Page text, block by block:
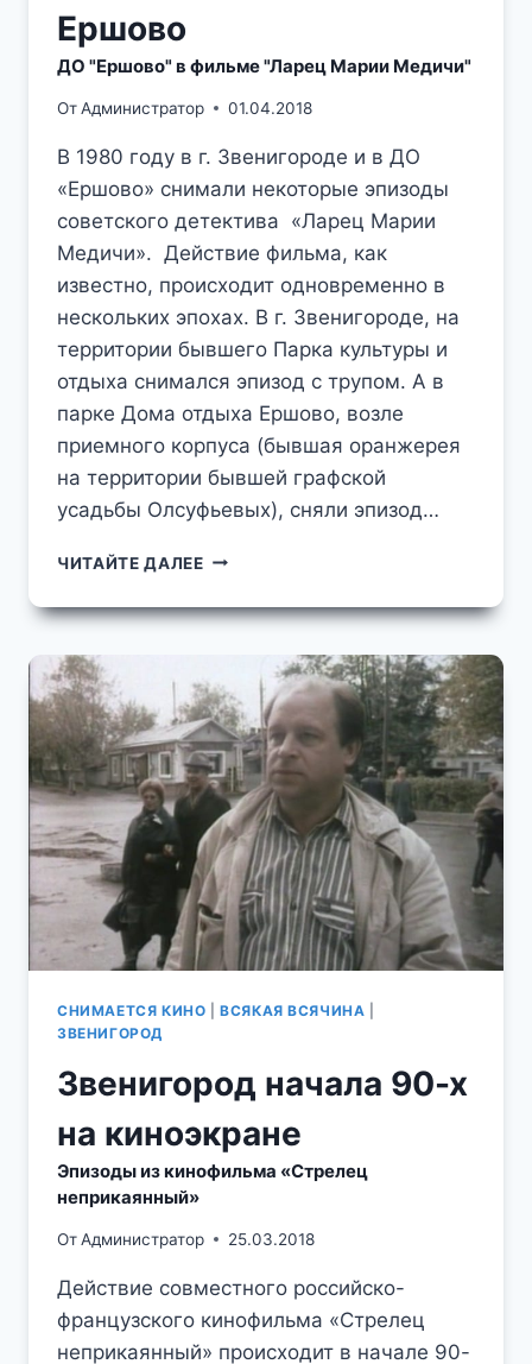
Ершово
ДО "Ершово" в фильме "Ларец Марии Медичи"
ОтАдминистратор 01.04.2018
В 1980 году в г. Звенигороде и в ДО
«Ершово» снимали некоторые эпизоды
советского детектива «Ларец Марии
Медичи». Действие фильма, как
известно, происходит одновременно в
нескольких эпохах. В г. Звенигороде, на
территории бывшего Парка культуры и
отдыха снимался эпизод с трупом. А в
парке Дома отдыха Ершово, возле
приемного корпуса (бывшая оранжерея
на территории бывшей графской
усадьбы Олсуфьевых), сняли эпизод…
ЧИТАЙТЕ ДАЛЕЕЛАРЕЦ
МЕДИЧИ
"ЕРШОВО"
В
ФИЛЬМЕ
"ЛАРЕЦ
МАРИИ
МЕДИЧИ"
СНИМАЕТСЯ КИНО |ВСЯКАЯ ВСЯЧИНА
ЗВЕНИГОРОД
Звенигород начала 90-х
на киноэкране
Эпизоды из кинофильма «Стрелец
неприкаянный»
ОтАдминистратор 25.03.2018
Действие совместного российско-
французского кинофильма «Стрелец
неприкаянный» происходит в начале 90-